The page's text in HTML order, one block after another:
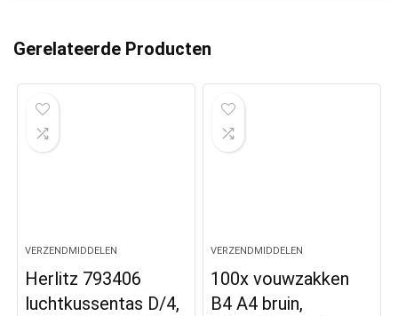
Gerelateerde Producten
VERZENDMIDDELEN
Herlitz 793406
luchtkussentas D/4,
VERZENDMIDDELEN
100x vouwzakken
B4 A4 bruin,